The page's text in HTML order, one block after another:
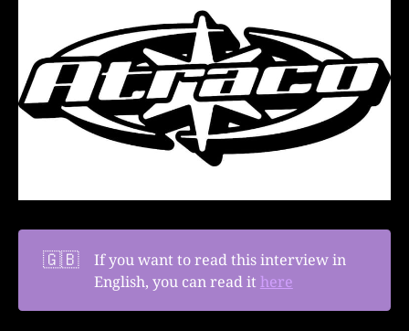
🇬🇧
If you want to read this interview in
English, you can read ithere